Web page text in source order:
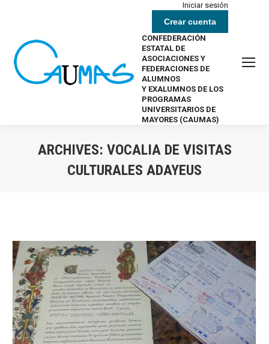
Iniciar sesión
Crear cuenta
CONFEDERACIÓN
ESTATAL DE
ASOCIACIONES Y
FEDERACIONES DE
ALUMNOS
Y EXALUMNOS DE LOS
PROGRAMAS
UNIVERSITARIOS DE
MAYORES (CAUMAS)
ARCHIVES: VOCALIA DE VISITAS
CULTURALES ADAYEUS